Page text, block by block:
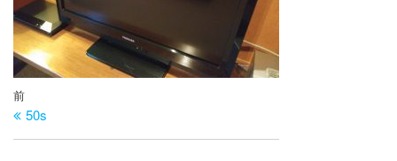
投
稿
ナ
過
去
の
前
50s